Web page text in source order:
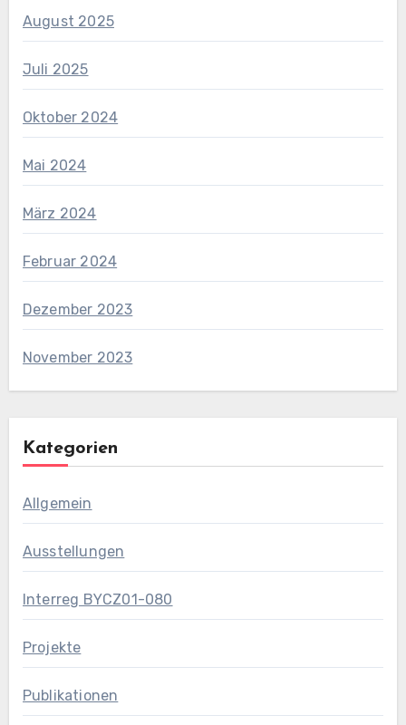
August 2025
Juli 2025
Oktober 2024
Mai 2024
März 2024
Februar 2024
Dezember 2023
November 2023
Kategorien
Allgemein
Ausstellungen
Interreg BYCZ01-080
Projekte
Publikationen